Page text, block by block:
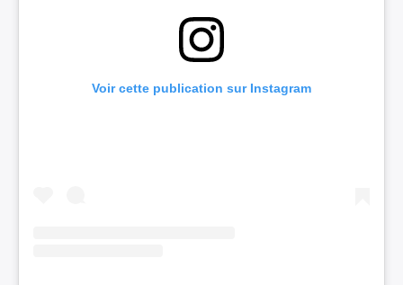
Voir cette publication sur Instagram